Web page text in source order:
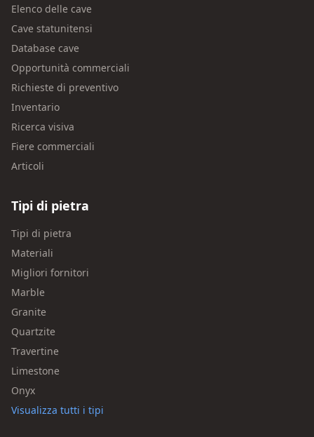
Elenco delle cave
Cave statunitensi
Database cave
Opportunità commerciali
Richieste di preventivo
Inventario
Ricerca visiva
Fiere commerciali
Articoli
Tipi di pietra
Tipi di pietra
Materiali
Migliori fornitori
Marble
Granite
Quartzite
Travertine
Limestone
Onyx
Visualizza tutti i tipi